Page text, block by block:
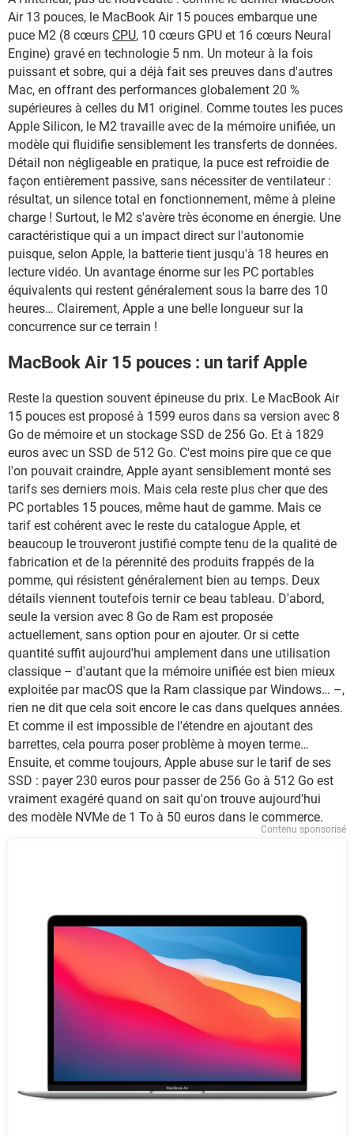
Air 13 pouces, le MacBook Air 15 pouces embarque une
puce M2 (8 cœurs CPU, 10 cœurs GPU et 16 cœurs Neural
Engine) gravé en technologie 5 nm. Un moteur à la fois
puissant et sobre, qui a déjà fait ses preuves dans d'autres
Mac, en offrant des performances globalement 20 %
supérieures à celles du M1 originel. Comme toutes les puces
Apple Silicon, le M2 travaille avec de la mémoire unifiée, un
modèle qui fluidifie sensiblement les transferts de données.
Détail non négligeable en pratique, la puce est refroidie de
façon entièrement passive, sans nécessiter de ventilateur :
résultat, un silence total en fonctionnement, même à pleine
charge ! Surtout, le M2 s'avère très économe en énergie. Une
caractéristique qui a un impact direct sur l'autonomie
puisque, selon Apple, la batterie tient jusqu'à 18 heures en
lecture vidéo. Un avantage énorme sur les PC portables
équivalents qui restent généralement sous la barre des 10
heures… Clairement, Apple a une belle longueur sur la
concurrence sur ce terrain !
MacBook Air 15 pouces : un tarif Apple
Reste la question souvent épineuse du prix. Le MacBook Air
15 pouces est proposé à 1599 euros dans sa version avec 8
Go de mémoire et un stockage SSD de 256 Go. Et à 1829
euros avec un SSD de 512 Go. C'est moins pire que ce que
l'on pouvait craindre, Apple ayant sensiblement monté ses
tarifs ses derniers mois. Mais cela reste plus cher que des
PC portables 15 pouces, même haut de gamme. Mais ce
tarif est cohérent avec le reste du catalogue Apple, et
beaucoup le trouveront justifié compte tenu de la qualité de
fabrication et de la pérennité des produits frappés de la
pomme, qui résistent généralement bien au temps. Deux
détails viennent toutefois ternir ce beau tableau. D'abord,
seule la version avec 8 Go de Ram est proposée
actuellement, sans option pour en ajouter. Or si cette
quantité suffit aujourd'hui amplement dans une utilisation
classique – d'autant que la mémoire unifiée est bien mieux
exploitée par macOS que la Ram classique par Windows… –,
rien ne dit que cela soit encore le cas dans quelques années.
Et comme il est impossible de l'étendre en ajoutant des
barrettes, cela pourra poser problème à moyen terme…
Ensuite, et comme toujours, Apple abuse sur le tarif de ses
SSD : payer 230 euros pour passer de 256 Go à 512 Go est
vraiment exagéré quand on sait qu'on trouve aujourd'hui
des modèle NVMe de 1 To à 50 euros dans le commerce.
Contenu sponsorisé